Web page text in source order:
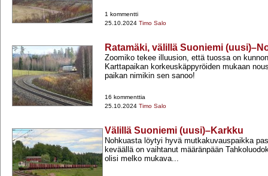
1 kommentti
25.10.2024 Timo Salo
Ratamäki, välillä Suoniemi
Zoomiko tekee illuusion, että tuossa on
Karttapaikan korkeuskäppyröiden mukaan
paikan nimikin sen sanoo!
16 kommenttia
25.10.2024 Timo Salo
Välillä Suoniemi (uusi)–Karkku
Nohkuasta löytyi hyvä mutkakuvauspaikka
keväällä on vaihtanut määränpään
olisi melko mukava...